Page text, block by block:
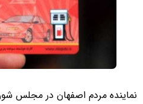
نماینده مردم اصفهان در مجلس